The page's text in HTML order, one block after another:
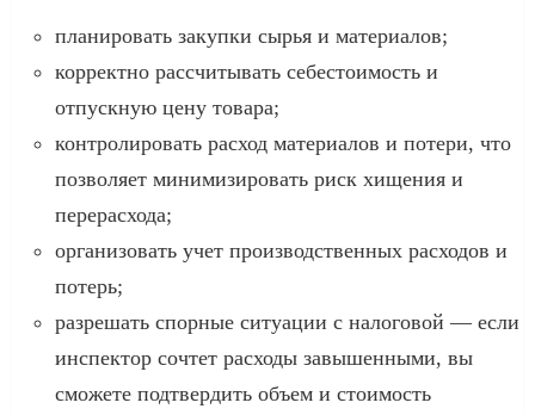
планировать закупки сырья и материалов;
корректно рассчитывать себестоимость и
отпускную цену товара;
контролировать расход материалов и потери, что
позволяет минимизировать риск хищения и
перерасхода;
организовать учет производственных расходов и
потерь;
разрешать спорные ситуации с налоговой — если
инспектор сочтет расходы завышенными, вы
сможете подтвердить объем и стоимость